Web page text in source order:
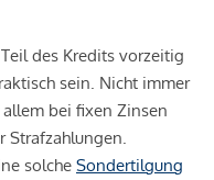
des Kredits vorzeitig
sein. Nicht immer
bei fixen Zinsen
Strafzahlungen.
solche Sondertilgung